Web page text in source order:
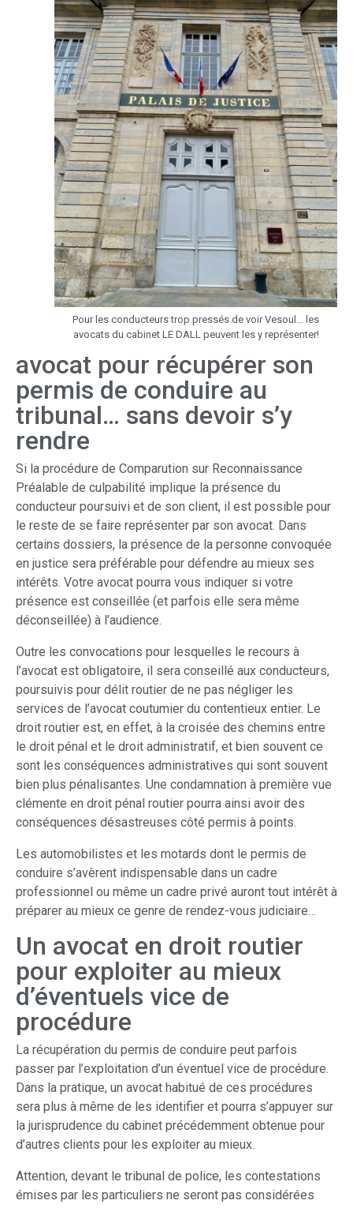
Pour les conducteurs trop pressés de voir Vesoul… les
avocats du cabinet LE DALL peuvent les y représenter!
avocat pour récupérer son
permis de conduire au
tribunal… sans devoir s’y
rendre
Si la procédure de Comparution sur Reconnaissance
Préalable de culpabilité implique la présence du
conducteur poursuivi et de son client, il est possible pour
le reste de se faire représenter par son avocat. Dans
certains dossiers, la présence de la personne convoquée
en justice sera préférable pour défendre au mieux ses
intérêts. Votre avocat pourra vous indiquer si votre
présence est conseillée (et parfois elle sera même
déconseillée) à l’audience.
Outre les convocations pour lesquelles le recours à
l’avocat est obligatoire, il sera conseillé aux conducteurs,
poursuivis pour délit routier de ne pas négliger les
services de l’avocat coutumier du contentieux entier. Le
droit routier est, en effet, à la croisée des chemins entre
le droit pénal et le droit administratif, et bien souvent ce
sont les conséquences administratives qui sont souvent
bien plus pénalisantes. Une condamnation à première vue
clémente en droit pénal routier pourra ainsi avoir des
conséquences désastreuses côté permis à points.
Les automobilistes et les motards dont le permis de
conduire s’avèrent indispensable dans un cadre
professionnel ou même un cadre privé auront tout intérêt à
préparer au mieux ce genre de rendez-vous judiciaire…
Un avocat en droit routier
pour exploiter au mieux
d’éventuels vice de
procédure
La récupération du permis de conduire peut parfois
passer par l’exploitation d’un éventuel vice de procédure.
Dans la pratique, un avocat habitué de ces procédures
sera plus à même de les identifier et pourra s’appuyer sur
la jurisprudence du cabinet précédemment obtenue pour
d’autres clients pour les exploiter au mieux.
Attention, devant le tribunal de police, les contestations
émises par les particuliers ne seront pas considérées